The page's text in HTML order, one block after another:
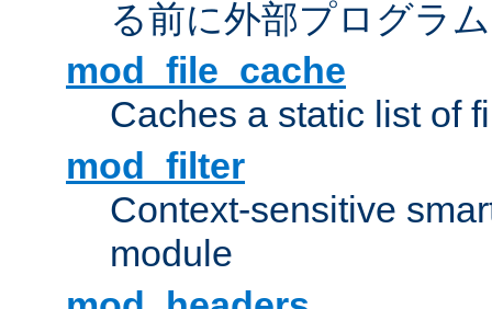
る前に外部プログラ
mod_file_cache
Caches a static list of
mod_filter
Context-sensitive
module